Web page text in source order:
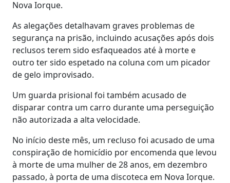
Nova Iorque.
As alegações detalhavam graves problemas de
segurança na prisão, incluindo acusações após dois
reclusos terem sido esfaqueados até à morte e
outro ter sido espetado na coluna com um picador
de gelo improvisado.
Um guarda prisional foi também acusado de
disparar contra um carro durante uma perseguição
não autorizada a alta velocidade.
No início deste mês, um recluso foi acusado de uma
conspiração de homicídio por encomenda que levou
à morte de uma mulher de 28 anos, em dezembro
passado, à porta de uma discoteca em Nova Iorque.